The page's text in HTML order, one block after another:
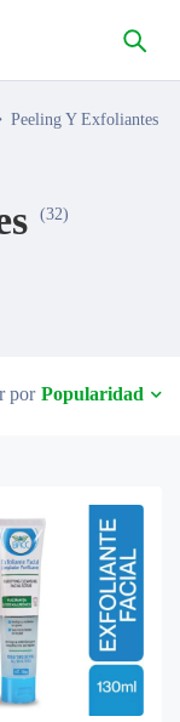
Peeling Y Exfoliantes
(32)
por Popularidad